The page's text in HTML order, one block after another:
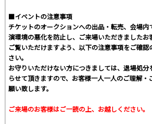
■イベントの注意事項
チケットのオークションへの出品・転売、会場
演環境の悪化を防止し、ご来場いただきましたお
ご覧いただけますよう、以下の注意事項をご確
さい。
お守りいただけない方につきましては、退場処
らせて頂きますので、お客様一人一人のご理解・
願い致します。
ご来場のお客様はご一読の上、お越しください。